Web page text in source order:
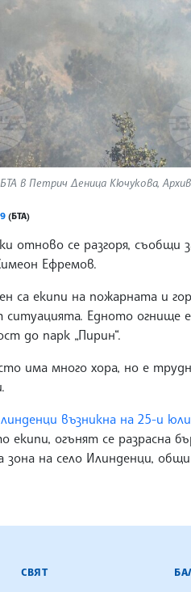
в Петрич Деница Кючукова, Архив
(БТА)
отново се разгоря, съобщи
Ефремов.
са екипи на пожарната и
Едното огнище
до парк „Пирин“.
има много хора, но е
възникна на 25-и юли
екипи, огънят се разрасна
на село Илинденци,
СВЯТ